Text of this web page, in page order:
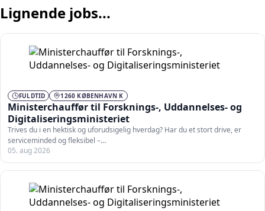
Lignende jobs...
FULDTID 1260 KØBENHAVN K
Ministerchauffør til Forsknings-, Uddannelses- og
Digitaliseringsministeriet
Trives du i en hektisk og uforudsigelig hverdag? Har du et stort drive, er
serviceminded og fleksibel –…
05. aug 2026